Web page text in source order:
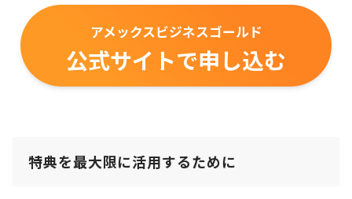
アメックスビジネスゴールド
公式サイトで申し込む
特典を最大限に活用するために